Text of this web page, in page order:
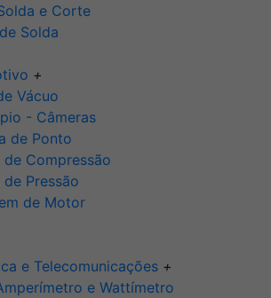
e Corte
Solda
+
Vácuo
- Câmeras
de Ponto
Compressão
Pressão
de Motor
e Telecomunicações +
e Wattímetro